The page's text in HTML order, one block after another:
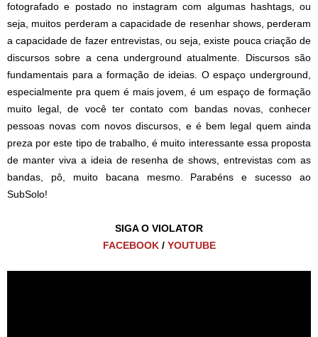
fotografado e postado no instagram com algumas hashtags, ou
seja, muitos perderam a capacidade de resenhar shows, perderam
a capacidade de fazer entrevistas, ou seja, existe pouca criação de
discursos sobre a cena underground atualmente. Discursos são
fundamentais para a formação de ideias. O espaço underground,
especialmente pra quem é mais jovem, é um espaço de formação
muito legal, de você ter contato com bandas novas, conhecer
pessoas novas com novos discursos, e é bem legal quem ainda
preza por este tipo de trabalho, é muito interessante essa proposta
de manter viva a ideia de resenha de shows, entrevistas com as
bandas, pô, muito bacana mesmo. Parabéns e sucesso ao
SubSolo!
SIGA O VIOLATOR
FACEBOOK/ YOUTUBE